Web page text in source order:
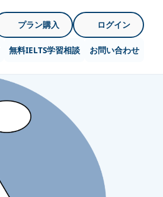
プラン購入 ログイン
無料IELTS学習相談 お問い合わせ